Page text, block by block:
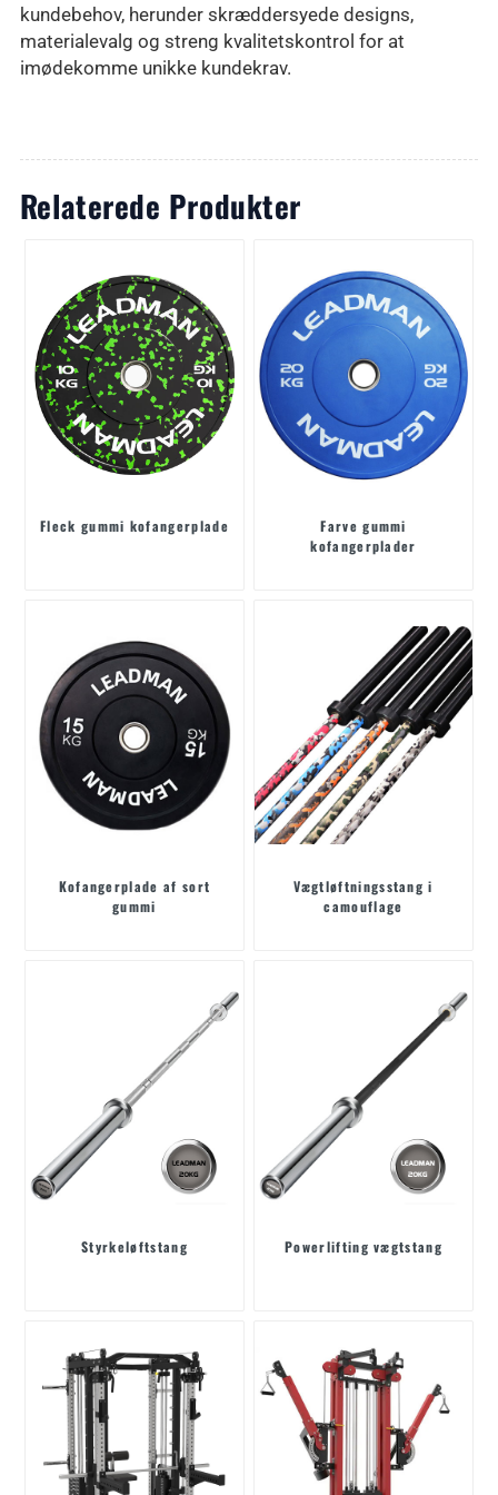
kundebehov, herunder skræddersyede designs,
materialevalg og streng kvalitetskontrol for at
imødekomme unikke kundekrav.
Relaterede Produkter
Fleck gummi kofangerplade
Farve gummi
kofangerplader
Kofangerplade af sort
gummi
Vægtløftningsstang i
camouflage
Styrkeløftstang Powerlifting vægtstang